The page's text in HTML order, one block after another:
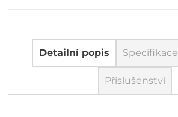
Detailní popis Specifikace
Příslušenství